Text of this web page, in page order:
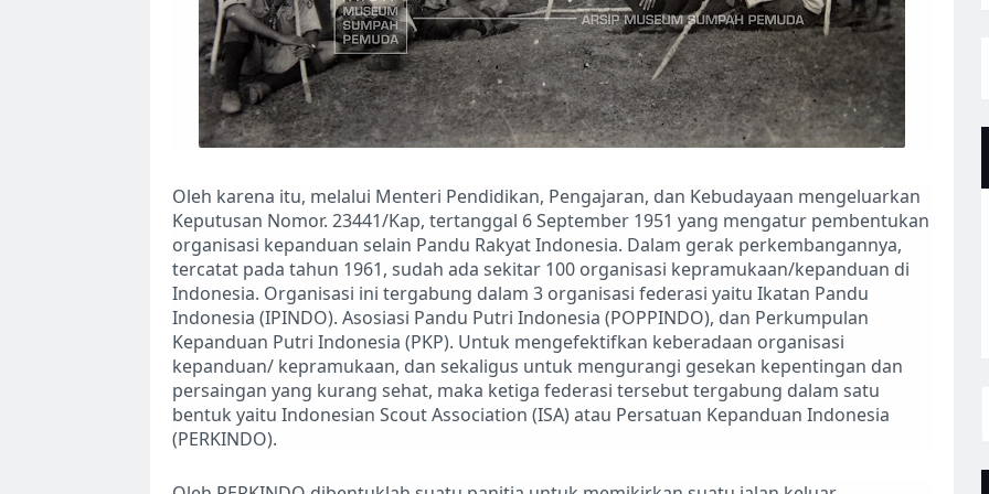
Oleh karena itu, melalui Menteri Pendidikan, Pengajaran, dan Kebudayaan mengeluarkan
Keputusan Nomor. 23441/Kap, tertanggal 6 September 1951 yang mengatur pembentukan
organisasi kepanduan selain Pandu Rakyat Indonesia. Dalam gerak perkembangannya,
tercatat pada tahun 1961, sudah ada sekitar 100 organisasi kepramukaan/kepanduan di
Indonesia. Organisasi ini tergabung dalam 3 organisasi federasi yaitu Ikatan Pandu
Indonesia (IPINDO). Asosiasi Pandu Putri Indonesia (POPPINDO), dan Perkumpulan
Kepanduan Putri Indonesia (PKP). Untuk mengefektifkan keberadaan organisasi
kepanduan/ kepramukaan, dan sekaligus untuk mengurangi gesekan kepentingan dan
persaingan yang kurang sehat, maka ketiga federasi tersebut tergabung dalam satu
bentuk yaitu Indonesian Scout Association (ISA) atau Persatuan Kepanduan Indonesia
(PERKINDO).